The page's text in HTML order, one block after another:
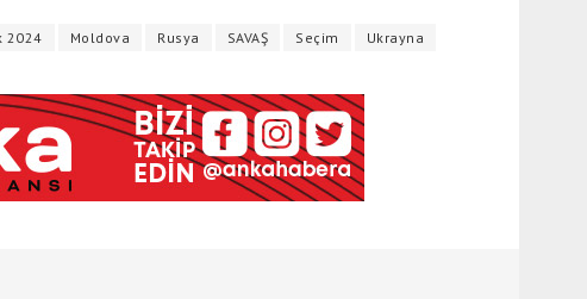
2024 Moldova Rusya SAVAŞ Seçim Ukrayna